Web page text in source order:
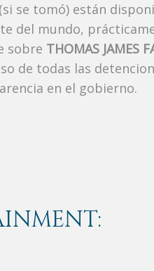
se tomó) están
del mundo,
sobre THOMAS JAMES
de todas las
en el gobierno.